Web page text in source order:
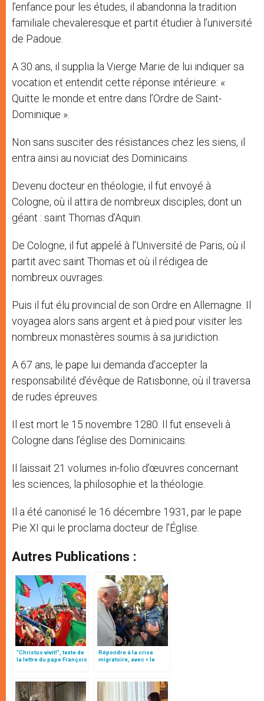
l’enfance pour les études, il abandonna la tradition
familiale chevaleresque et partit étudier à l’université
de Padoue.
A 30 ans, il supplia la Vierge Marie de lui indiquer sa
vocation et entendit cette réponse intérieure: «
Quitte le monde et entre dans l’Ordre de Saint-
Dominique ».
Non sans susciter des résistances chez les siens, il
entra ainsi au noviciat des Dominicains.
Devenu docteur en théologie, il fut envoyé à
Cologne, où il attira de nombreux disciples, dont un
géant : saint Thomas d’Aquin.
De Cologne, il fut appelé à l’Université de Paris, où il
partit avec saint Thomas et où il rédigea de
nombreux ouvrages.
Puis il fut élu provincial de son Ordre en Allemagne. Il
voyagea alors sans argent et à pied pour visiter les
nombreux monastères soumis à sa juridiction.
A 67 ans, le pape lui demanda d’accepter la
responsabilité d’évêque de Ratisbonne, où il traversa
de rudes épreuves.
Il est mort le 15 novembre 1280. Il fut enseveli à
Cologne dans l’église des Dominicains.
Il laissait 21 volumes in-folio d’œuvres concernant
les sciences, la philosophie et la théologie.
Il a été canonisé le 16 décembre 1931, par le pape
Pie XI qui le proclama docteur de l’Église.
Autres Publications :
"Christus vivit!", texte de
la lettre du pape François
Répondre à la crise
migratoire, avec « le